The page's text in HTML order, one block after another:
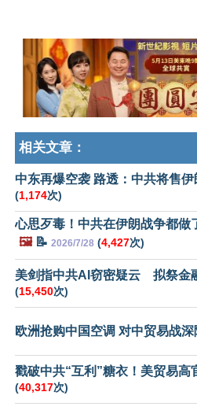
相关文章：
中东再爆空袭 路透：中共将售
(1,174次)
心思歹毒！中共在伊朗战争都做
🖼️📝 2026/7/28 (4,427次)
美剑指中共AI窃密疑云 拟祭金
(15,450次)
欧洲抢购中国空调 对中贸易战
戳破中共“互利”糖衣！美贸易高
(40,317次)